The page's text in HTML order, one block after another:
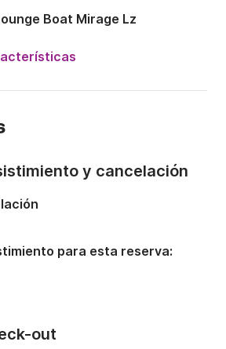
Boat Mirage Lz
250CV
out
y cancelación
para esta reserva: